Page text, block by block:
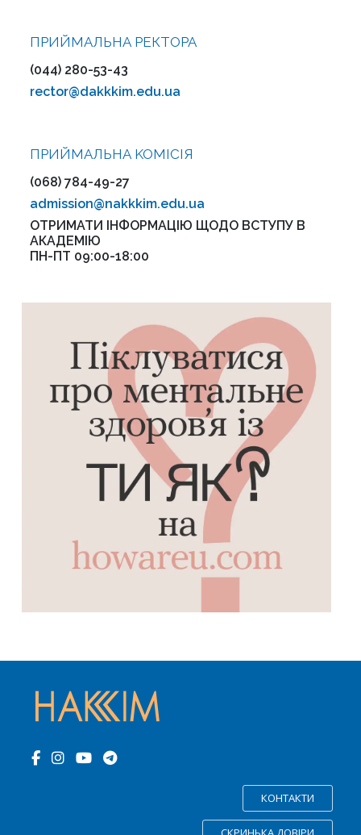
ПРИЙМАЛЬНА РЕКТОРА
(044) 280-53-43
rector@dakkkim.edu.ua
ПРИЙМАЛЬНА KOMІСІЯ
(068) 784-49-27
admission@nakkkim.edu.ua
ОТРИМАТИ ІНФОРМАЦІЮ ЩОДО ВСТУПУ В
АКАДЕМІЮ
ПН-ПТ 09:00-18:00
КОНТАКТИ